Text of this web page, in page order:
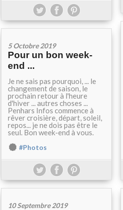
5 Octobre 2019
Pour un bon week-
end ...
Je ne sais pas pourquoi, ... le
changement de saison, le
prochain retour à l'heure
d'hiver ... autres choses ...
Penhars Infos commence à
rêver croisière, départ, soleil,
repos... je ne dois pas être le
seul. Bon week-end à vous.
#Photos
10 Septembre 2019